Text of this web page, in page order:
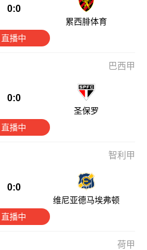
0:0
累西腓体育
直播中
巴西甲
0:0
圣保罗
直播中
智利甲
0:0
维尼亚德马埃弗顿
直播中
荷甲